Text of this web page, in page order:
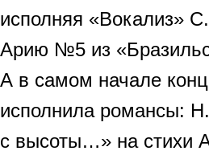
исполняя «Вокализ»
Арию №5 из
А в самом начале
исполнила романсы:
с высоты…» на стихи